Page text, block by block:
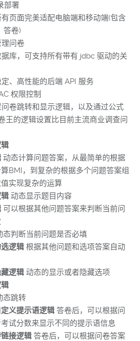
部署
页面完美适配电脑端和移动端(包含
答卷)
问卷
库，可支持所有带有 jdbc 驱动的关
、高性能的后端 API 服务
权限控制
卷跳转和显示逻辑，以及通过公式
王的逻辑设置比目前主流商业调查问
动态计算问题答案，从最简单的根据
BMI，到复杂的根据多个问题答案组
实现复杂的运算
动态显示题目内容
可以根据其他问题答案来判断当前问
态判断当前问题是否必填
逻辑 根据其他问题和选项答案自动
逻辑 动态的显示或者隐藏选项
态跳转
义提示语逻辑 答卷后，可以根据问
试分数来显示不同的提示语信息
接逻辑 答卷后，可以根据问卷答案